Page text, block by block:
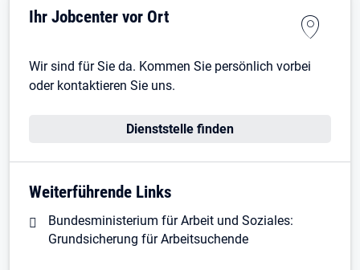
Ihr Jobcenter vor Ort
Wir sind für Sie da. Kommen Sie persönlich vorbei
oder kontaktieren Sie uns.
Dienststelle finden
Weiterführende Links
Bundesministerium für Arbeit und Soziales:
Grundsicherung für Arbeitsuchende